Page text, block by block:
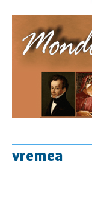
vremea